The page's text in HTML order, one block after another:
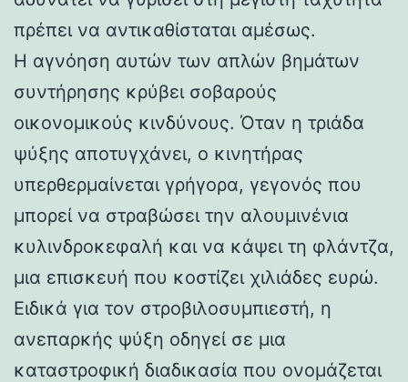
πρέπει να αντικαθίσταται αμέσως.
Η αγνόηση αυτών των απλών βημάτων
συντήρησης κρύβει σοβαρούς
οικονομικούς κινδύνους. Όταν η τριάδα
ψύξης αποτυγχάνει, ο κινητήρας
υπερθερμαίνεται γρήγορα, γεγονός που
μπορεί να στραβώσει την αλουμινένια
κυλινδροκεφαλή και να κάψει τη φλάντζα,
μια επισκευή που κοστίζει χιλιάδες ευρώ.
Ειδικά για τον στροβιλοσυμπιεστή, η
ανεπαρκής ψύξη οδηγεί σε μια
καταστροφική διαδικασία που ονομάζεται